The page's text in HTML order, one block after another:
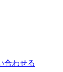
合わせる